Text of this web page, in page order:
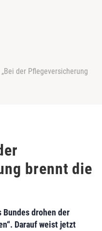
„Bei der Pflegeversicherung
brennt die
drohen der
Darauf weist jetzt